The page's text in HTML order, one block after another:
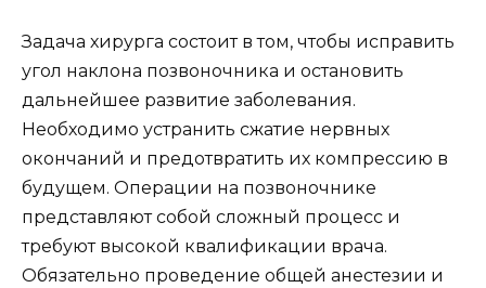
Задача хирурга состоит в том, чтобы исправить
угол наклона позвоночника и остановить
дальнейшее развитие заболевания.
Необходимо устранить сжатие нервных
окончаний и предотвратить их компрессию в
будущем. Операции на позвоночнике
представляют собой сложный процесс и
требуют высокой квалификации врача.
Обязательно проведение общей анестезии и